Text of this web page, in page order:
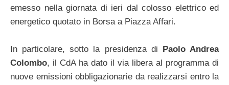
emesso nella giornata di ieri dal colosso elettrico ed
energetico quotato in Borsa a Piazza Affari.
In particolare, sotto la presidenza di
Paolo Andrea
Colombo, il CdA ha dato il via libera al programma di
nuove emissioni obbligazionarie da realizzarsi entro la